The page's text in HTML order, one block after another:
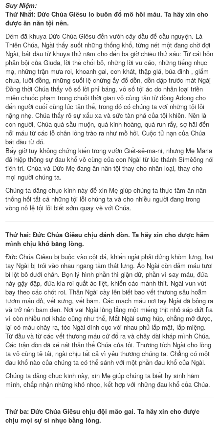
Suy Niệm:
Thứ Nhất: Đức Chúa Giêsu lo buồn đổ mồ hôi máu. Ta hãy xin cho
được ăn năn tội nên.
Đêm đã khuya Đức Chúa Giêsu đến vườn cây dầu để cầu nguyện. Là
Thiên Chúa, Ngài thấy suốt những thống khổ, từng nét một đang chờ đợi
Ngài, bát đầu từ khuya thứ năm cho đến ba giờ chiều thứ sáu: Từ cái hôn
phản bội của Giuđa, lời thề chối bỏ, những lời vu cáo, những tiếng nhục
mạ, những trận mưa roi, khoanh gai, cơn khát, thập giá, búa đinh , giấm
chua, lưỡi đồng, những suối lệ chừng ấy đổ dồn, dồn dập trước mát Ngàị
Đồng thời Chúa thấy vô số lời phỉ báng, vô số tội ác do nhân loại triền
miên chuốc phạm trong chuỗi thời gian vô cùng tận từ dòng Adong cho
đến người cuốí cùng lúc tận thế, trong đó có chúng ta vơí những tội lỗi
nặng nhẹ. Chúa thấy rõ sự xấu xa và sức tàn phá của tội khiên. Nên là
con người, Chúa quá sầu muộn, quá kinh hoàng, quá run rẩy, sợ hãi đến
nỗi máu từ các lỗ chân lông trào ra như mồ hôi. Cuộc tử nạn của Chúa
bát đầu từ đó.
Bấy giờ tuy không chứng kiến trong vườn Giết-sê-ma-ni, nhưng Mẹ Maria
đã hiệp thông sự đau khổ vô cùng của con Ngài từ lúc thánh Simêông nói
tiên tri. Chúa và Đức Mẹ đang ăn năn tội thay cho nhân loại, thay cho
mọi người chúng ta.
Chúng ta dâng chục kinh này để xin Mẹ giúp chúng ta thực tâm ăn năn
thống hối tất cả những tội lỗi chúng ta và cho nhiều người đang trong
vòng nô lệ tội lỗi biết sớm quay về với Chúa.
Thứ hai: Đức Chúa Giêsu chịu đánh đòn. Ta hãy xin cho được hãm
mình chịu khó bằng lòng.
Đức Chúa Giêsu bị buộc vào cột đá, khiến ngài phải đứng khòm lưng, hai
tay Ngài bị trói vào nhau ngang tầm thát lưng. Áo Ngài còn đẫm máu tươi
bi lột bỏ dưới chân. Bọn lý hình phần thì giận dữ, phần vì say máu, đứa
này gậy đập, đứa kia roi quất ác liệt, khiến các mảnh thit. Ngài vun vút
bay theo các chót roi. Thân Ngài cày lên biết bao vết thương sâu hoẵm
tươm máu đỏ, vết sưng, vết bầm. Các mạch máu nơi tay Ngài đã bông ra
và trở nên bầm đen. Nơi vai Ngài lủng lẳng một miếng thịt nhỏ sáp đứt lìa
vì còn nhiều nơi khác cũng như thế, Mắt Ngài sưng húp, chẳng mở được,
lại có máu chảy ra, tóc Ngài dính cục với nhau phủ lấp mặt, lấp miệng.
Từ đầu và từ các vết thương máu cứ đổ ra và chảy dài kháp mình Chúa.
Các trận đòn đã xé nát thân thể Chúa của tôi. Thương tích Ngài cho lòng
ta vô cùng tê tái, ngài chịu tất cả vì yêu thương chúng ta. Chẳng có một
đau khổ nào của chúng ta có thể sánh với một phần đau khổ của Ngài.
Chúng ta dâng chục kinh này, xin Mẹ giúp chúng ta biết hy sinh hãm
mình, chấp nhận những khó nhọc, kết hợp với những đau khổ của Chúa.
Thứ ba: Đức Chúa Giêsu chịu đội mão gai. Ta hãy xin cho được
chịu mọi sự sỉ nhục bằng lòng.